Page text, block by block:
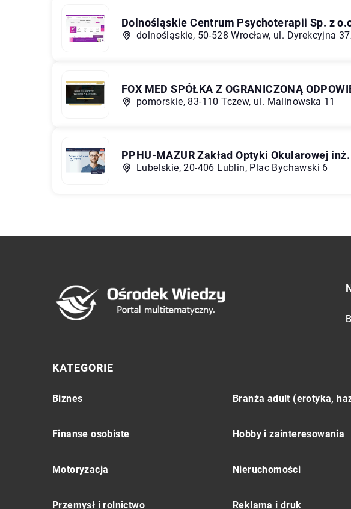
Dolnośląskie Centrum Psychoterapii Sp. z
dolnośląskie, 50-528 Wrocław, ul. Dyrekcyjna
FOX MED SPÓŁKA Z OGRANICZONĄ
pomorskie, 83-110 Tczew, ul. Malinowska 11
PPHU-MAZUR Zakład Optyki Okularowej
Lubelskie, 20-406 Lublin, Plac Bychawski 6
KATEGORIE
Biznes Branża adult (erotyka,
Finanse osobiste Hobby i zainteresowania
Motoryzacja Nieruchomości
Przemysł i rolnictwo Reklama i druk